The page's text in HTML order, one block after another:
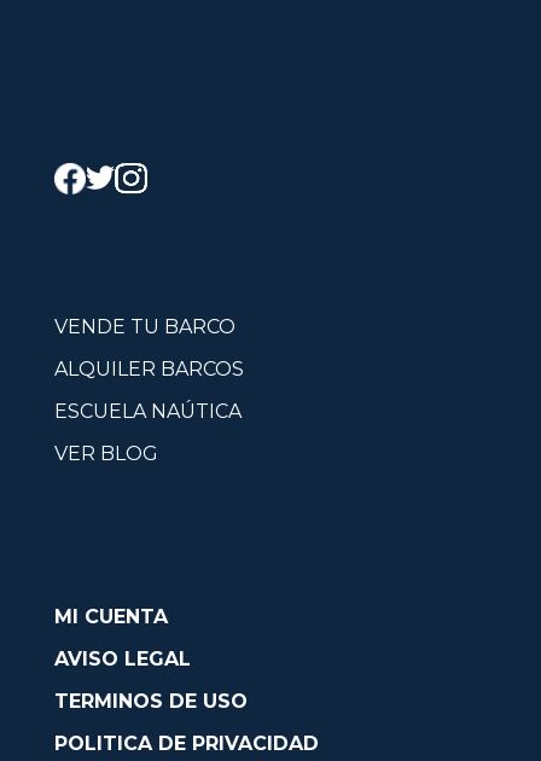
VENDE TU BARCO
ALQUILER BARCOS
ESCUELA NAÚTICA
VER BLOG
MI CUENTA
AVISO LEGAL
TERMINOS DE USO
POLITICA DE PRIVACIDAD